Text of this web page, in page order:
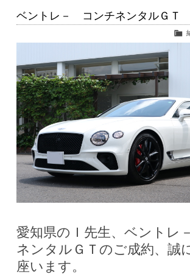
ベントレ－ コンチネンタルＧＴ
愛知県のＩ先生、ベント
ネンタルＧＴのご成約、誠
座います。